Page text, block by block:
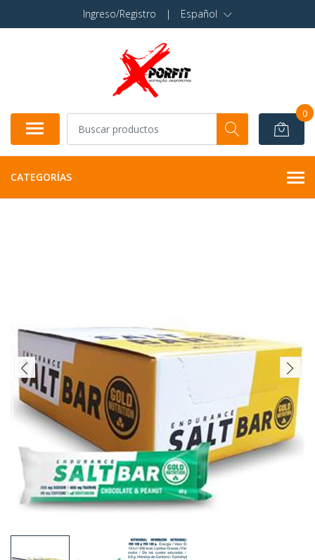
Ingreso/Registro | Español
0
CATEGORÍAS